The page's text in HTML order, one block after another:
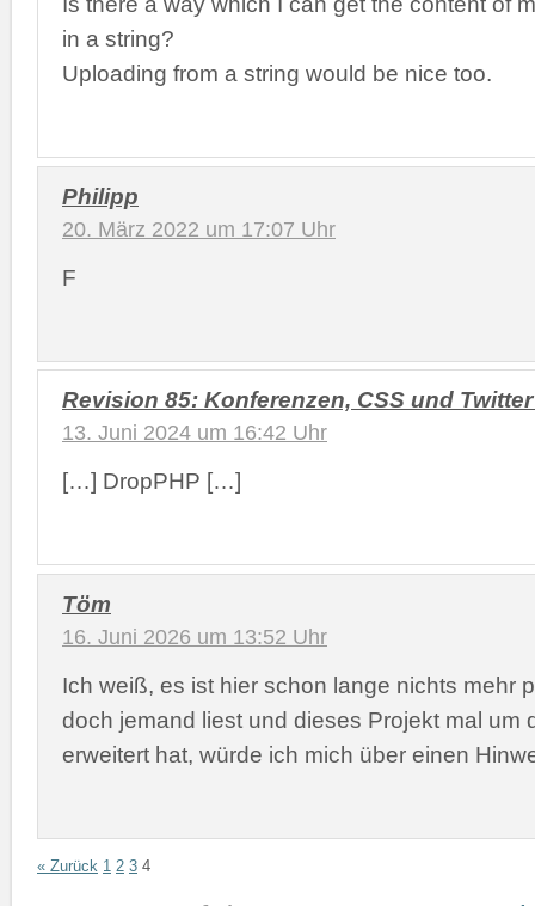
in a string?
Uploading from a string would be nice too.
Philipp
20. März 2022 um 17:07 Uhr
F
Revision 85: Konferenzen, CSS und
13. Juni 2024 um 16:42 Uhr
[…] DropPHP […]
Töm
16. Juni 2026 um 13:52 Uhr
Ich weiß, es ist hier schon lange nichts mehr
doch jemand liest und dieses Projekt mal um
erweitert hat, würde ich mich über einen
« Zurück 1 2 3 4